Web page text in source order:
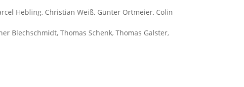
Hebling, Christian Weiß, Günter Ortmeier, Colin
Blechschmidt, Thomas Schenk, Thomas Galster,